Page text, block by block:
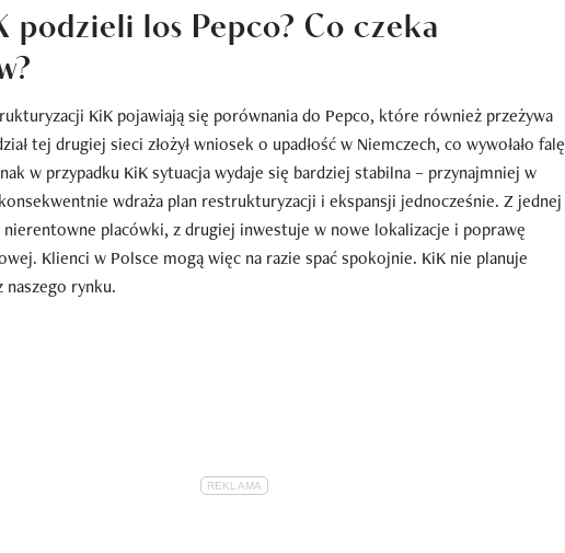
podzieli los Pepco? Co czeka
KiK pojawiają się porównania do Pepco, które również przeżywa
tej drugiej sieci złożył wniosek o upadłość w Niemczech, co wywołało falę
w przypadku KiK sytuacja wydaje się bardziej stabilna – przynajmniej w
wdraża plan restrukturyzacji i ekspansji jednocześnie. Z jednej
placówki, z drugiej inwestuje w nowe lokalizacje i poprawę
Klienci w Polsce mogą więc na razie spać spokojnie. KiK nie planuje
naszego rynku.